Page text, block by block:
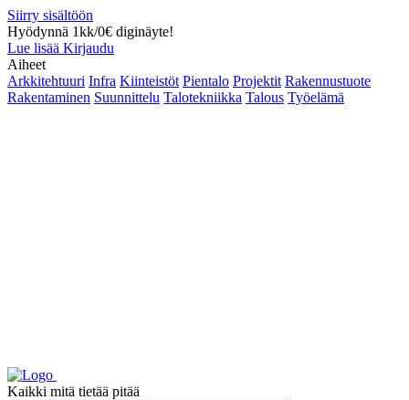
Siirry sisältöön
Hyödynnä 1kk/0€ diginäyte!
Lue lisää Kirjaudu
Aiheet
Arkkitehtuuri Infra Kiinteistöt Pientalo Projektit Rakennustuote
Rakentaminen Suunnittelu Talotekniikka Talous Työelämä
Kaikki mitä tietää pitää